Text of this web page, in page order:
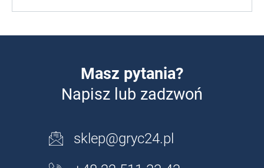
Masz pytania?
Napisz lub zadzwoń
sklep@gryc24.pl